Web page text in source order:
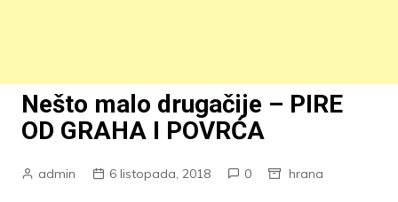
Nešto malo drugačije – PIRE
OD GRAHA I POVRĆA
admin 6 listopada, 2018 0 hrana